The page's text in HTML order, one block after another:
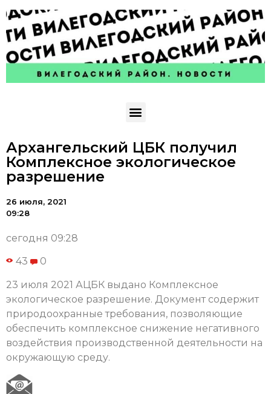
Архангельский ЦБК получил
Комплексное экологическое
разрешение
26 июля, 2021
09:28
сегодня 09:28
43 0
23 июля 2021 АЦБК выдано Комплексное
экологическое разрешение. Документ содержит
природоохранные требования, позволяющие
обеспечить комплексное снижение негативного
воздействия производственной деятельности на
окружающую среду.